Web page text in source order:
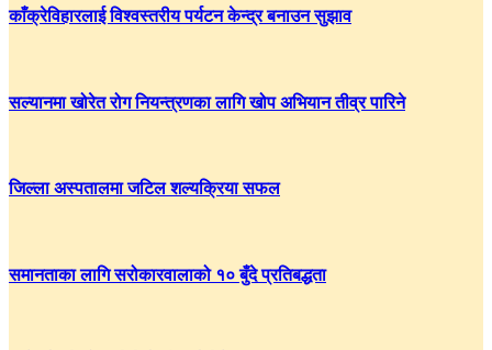
काँक्रेविहारलाई विश्वस्तरीय पर्यटन केन्द्र बनाउन सुझाव
सल्यानमा खोरेत रोग नियन्त्रणका लागि खोप अभियान तीव्र पारिने
जिल्ला अस्पतालमा जटिल शल्यक्रिया सफल
समानताका लागि सरोकारवालाको १० बुँदे प्रतिबद्धता